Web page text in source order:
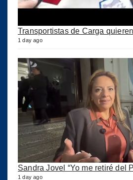
1 day ago
Sandra Jovel “Yo me retiré del
1 day ago